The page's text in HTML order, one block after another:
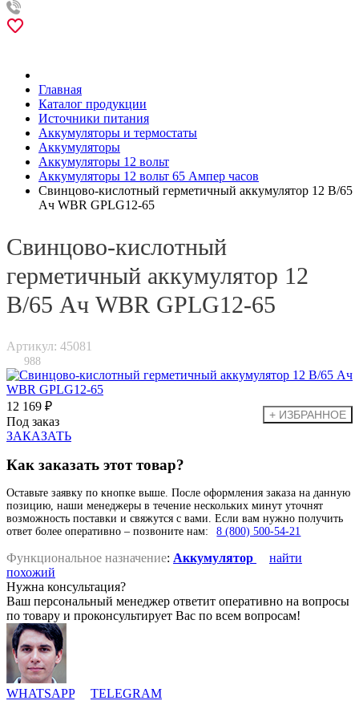
Главная
Каталог продукции
Источники питания
Аккумуляторы и термостаты
Аккумуляторы
Аккумуляторы 12 вольт
Аккумуляторы 12 вольт 65 Ампер часов
Свинцово-кислотный герметичный аккумулятор 12 В/65
Ач WBR GPLG12-65
Свинцово-кислотный
герметичный аккумулятор 12
В/65 Ач WBR GPLG12-65
Артикул: 45081
988
12 169 ₽
Под заказ
ЗАКАЗАТЬ
Как заказать этот товар?
Оставьте заявку по кнопке выше. После оформления заказа на данную
позицию, наши менеджеры в течение нескольких минут уточнят
возможность поставки и свяжутся с вами. Если вам нужно получить
ответ более оперативно – позвоните нам:
8 (800) 500-54-21
Функциональное назначение: Аккумулятор
найти
похожий
Нужна консультация?
Ваш персональный менеджер ответит оперативно на вопросы
по товару и проконсультирует Вас по всем вопросам!
WHATSAPP TELEGRAM